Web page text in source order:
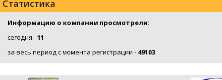
Статистика
Информацию о компании просмотрели:
сегодня -11
за весь период с момента регистрации - 49103